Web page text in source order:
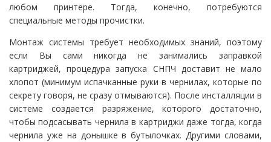
любом принтере. Тогда, конечно, потребуются
специальные методы прочистки.
Монтаж системы требует необходимых знаний, поэтому
если Вы сами никогда не занимались заправкой
картриджей, процедура запуска СНПЧ доставит не мало
хлопот (минимум испачканные руки в чернилах, которые по
секрету говоря, не сразу отмываются). После инсталляции в
системе создается разряжение, которого достаточно,
чтобы подсасывать чернила в картриджи даже тогда, когда
чернила уже на донышке в бутылочках. Другими словами,